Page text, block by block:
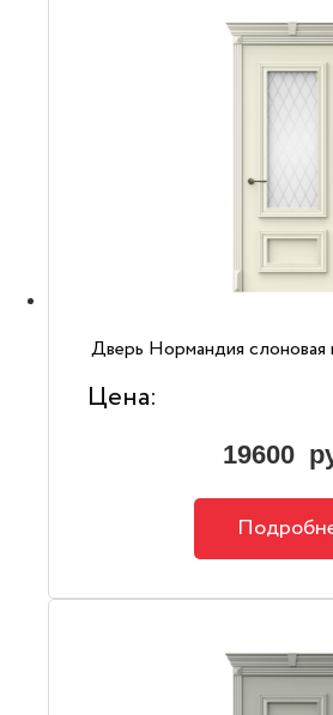
Дверь Нормандия
Цена:
19600